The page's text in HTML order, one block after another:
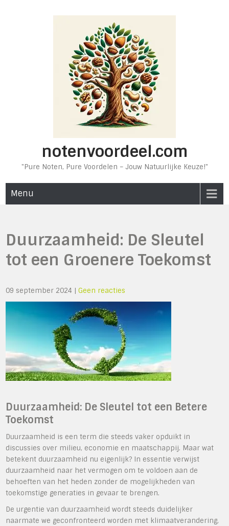
notenvoordeel.com
"Pure Noten, Pure Voordelen – Jouw Natuurlijke Keuze!"
Menu
Duurzaamheid: De Sleutel
tot een Groenere Toekomst
09 september 2024 |Geen reacties
Duurzaamheid: De Sleutel tot een Betere
Toekomst
Duurzaamheid is een term die steeds vaker opduikt in
discussies over milieu, economie en maatschappij. Maar wat
betekent duurzaamheid nu eigenlijk? In essentie verwijst
duurzaamheid naar het vermogen om te voldoen aan de
behoeften van het heden zonder de mogelijkheden van
toekomstige generaties in gevaar te brengen.
De urgentie van duurzaamheid wordt steeds duidelijker
naarmate we geconfronteerd worden met klimaatverandering,